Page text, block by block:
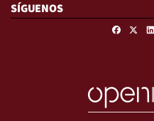
SÍGUENOS
Facebook